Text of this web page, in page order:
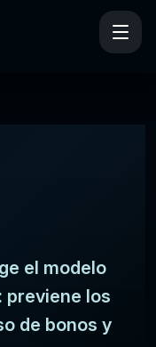
el modelo
los
de bonos y